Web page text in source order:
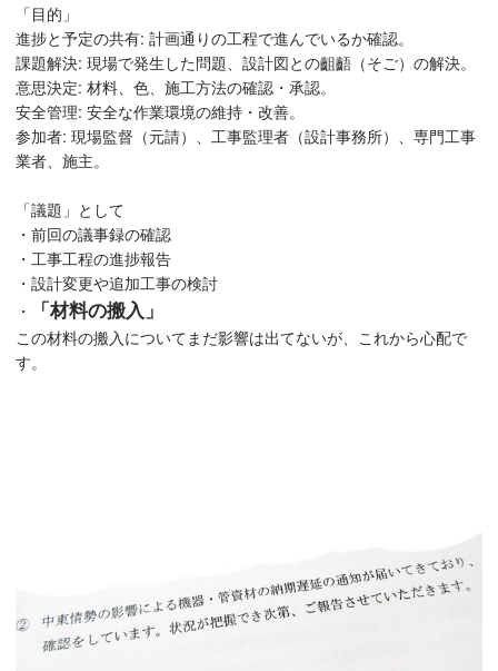
「目的」
進捗と予定の共有: 計画通りの工程で進んでいるか確認。
課題解決: 現場で発生した問題、設計図との齟齬（そご）の解決。
意思決定: 材料、色、施工方法の確認・承認。
安全管理: 安全な作業環境の維持・改善。
参加者: 現場監督（元請）、工事監理者（設計事務所）、専門工事
業者、施主。
「議題」として
・前回の議事録の確認
・工事工程の進捗報告
・設計変更や追加工事の検討
・
「材料の搬入」
この材料の搬入についてまだ影響は出てないが、これから心配で
す。